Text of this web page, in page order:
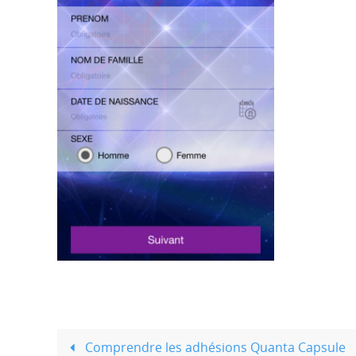
Comprendre les adhésions Quanta Capsule